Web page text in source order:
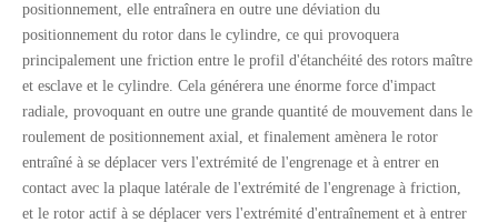
positionnement, elle entraînera en outre une déviation du
positionnement du rotor dans le cylindre, ce qui provoquera
principalement une friction entre le profil d'étanchéité des rotors maître
et esclave et le cylindre. Cela générera une énorme force d'impact
radiale, provoquant en outre une grande quantité de mouvement dans le
roulement de positionnement axial, et finalement amènera le rotor
entraîné à se déplacer vers l'extrémité de l'engrenage et à entrer en
contact avec la plaque latérale de l'extrémité de l'engrenage à friction,
et le rotor actif à se déplacer vers l'extrémité d'entraînement et à entrer